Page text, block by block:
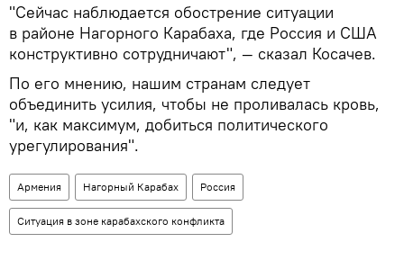
"Сейчас наблюдается обострение ситуации
в районе Нагорного Карабаха, где Россия и США
конструктивно сотрудничают", — сказал Косачев.
По его мнению, нашим странам следует
объединить усилия, чтобы не проливалась кровь,
"и, как максимум, добиться политического
урегулирования".
Армения Нагорный Карабах Россия
Ситуация в зоне карабахского конфликта